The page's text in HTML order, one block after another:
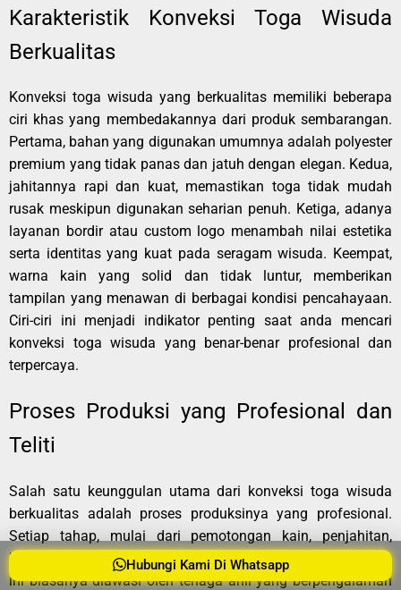
Hubungi Kami Di Whatsapp
Karakteristik Konveksi Toga Wisuda
Berkualitas
Konveksi toga wisuda yang berkualitas memiliki beberapa
ciri khas yang membedakannya dari produk sembarangan.
Pertama, bahan yang digunakan umumnya adalah polyester
premium yang tidak panas dan jatuh dengan elegan. Kedua,
jahitannya rapi dan kuat, memastikan toga tidak mudah
rusak meskipun digunakan seharian penuh. Ketiga, adanya
layanan bordir atau custom logo menambah nilai estetika
serta identitas yang kuat pada seragam wisuda. Keempat,
warna kain yang solid dan tidak luntur, memberikan
tampilan yang menawan di berbagai kondisi pencahayaan.
Ciri-ciri ini menjadi indikator penting saat anda mencari
konveksi toga wisuda yang benar-benar profesional dan
terpercaya.
Proses Produksi yang Profesional dan
Teliti
Salah satu keunggulan utama dari konveksi toga wisuda
berkualitas adalah proses produksinya yang profesional.
Setiap tahap, mulai dari pemotongan kain, penjahitan,
hingga finishing, dilakukan dengan ketelitian tinggi. Proses
ini biasanya diawasi oleh tenaga ahli yang berpengalaman